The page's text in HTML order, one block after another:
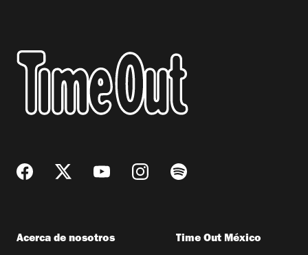
Acerca de nosotros Time Out México